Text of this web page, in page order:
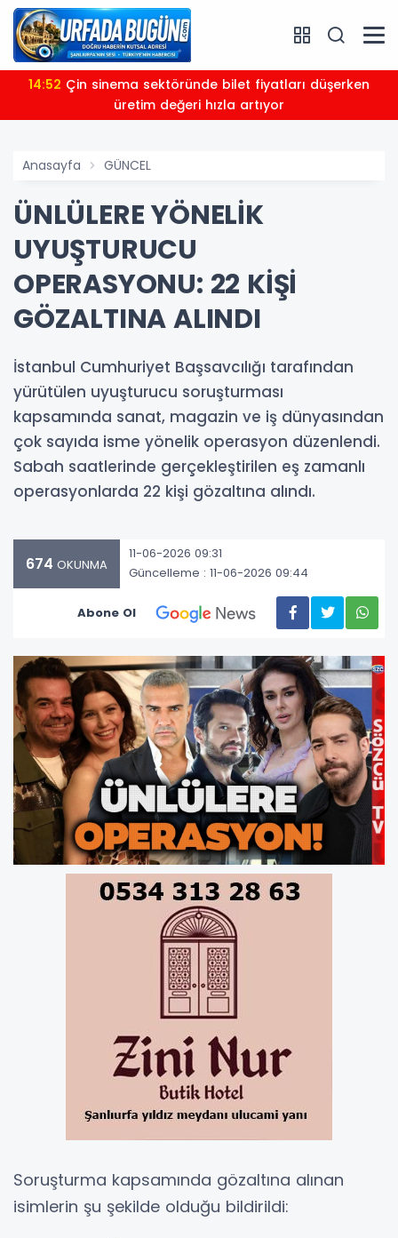
14:52
üretim değeri hızla artıyor
Anasayfa GÜNCEL
ÜNLÜLERE YÖNELİK
UYUŞTURUCU
OPERASYONU: 22 KİŞİ
GÖZALTINA ALINDI
İstanbul Cumhuriyet Başsavcılığı tarafından
yürütülen uyuşturucu soruşturması
kapsamında sanat, magazin ve iş dünyasından
çok sayıda isme yönelik operasyon düzenlendi.
Sabah saatlerinde gerçekleştirilen eş zamanlı
operasyonlarda 22 kişi gözaltına alındı.
674 OKUNMA
11-06-2026 09:31
Güncelleme : 11-06-2026 09:44
Abone Ol
Soruşturma kapsamında gözaltına alınan
isimlerin şu şekilde olduğu bildirildi: